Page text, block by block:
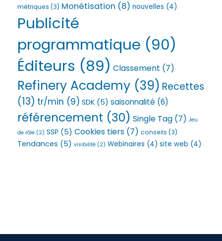
métriques (3) Monétisation (8) nouvelles (4)
Publicité
programmatique (90)
Éditeurs (89) Classement (7)
Refinery Academy (39) Recettes
(13) tr/min (9) SDK (5) saisonnalité (6)
référencement (30) Single Tag (7) Jeu
de rôle (2) SSP (5) Cookies tiers (7) conseils (3)
Tendances (5) visibilité (2) Webinaires (4) site web (4)